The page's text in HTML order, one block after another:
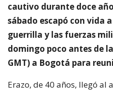
cautivo durante doce
sábado escapó con vida
guerrilla y las fuerzas
domingo poco antes de
GMT) a Bogotá para
Erazo, de 40 años, llegó